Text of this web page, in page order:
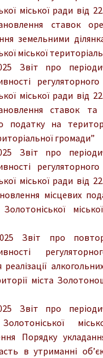
міської ради від
ставок
земельними
міської
Звіт npo
міської ради від
ставок та
податку на
громади”
Звіт npo
міської ради від
місцевих
Звіт про
міста
Звіт про
Порядку
в утриманні